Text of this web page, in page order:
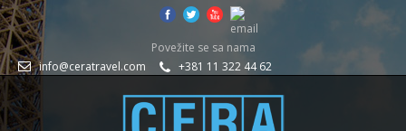
Povežite se sa nama
info@ceratravel.com
+381 11 322 44 62